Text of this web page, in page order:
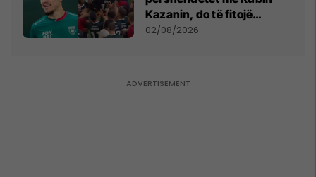
Kazanin, do të fitojë
miliona te Spartak Moska
02/08/2026